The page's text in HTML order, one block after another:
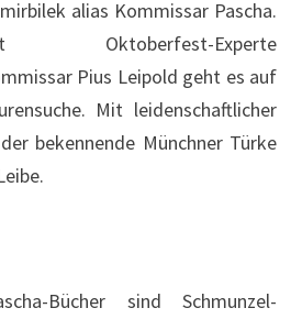
alias Kommissar Pascha.
Oktoberfest-Experte
Pius Leipold geht es auf
Mit leidenschaftlicher
bekennende Münchner Türke
Bücher sind Schmunzel-